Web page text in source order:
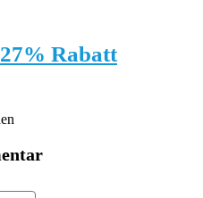
Rabatt